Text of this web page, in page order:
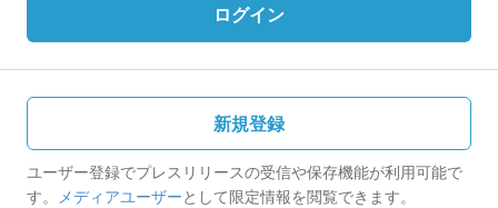
ログイン
新規登録
ユーザー登録でプレスリリースの受信や保存機能が利用可能で
す。 メディアユーザーとして限定情報を閲覧できます。